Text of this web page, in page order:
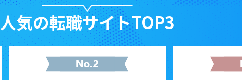
人気の転職サイトTOP3